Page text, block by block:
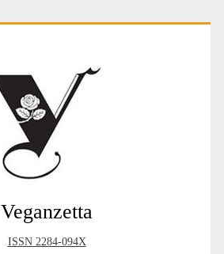
Veganzetta
ISSN 2284-094X